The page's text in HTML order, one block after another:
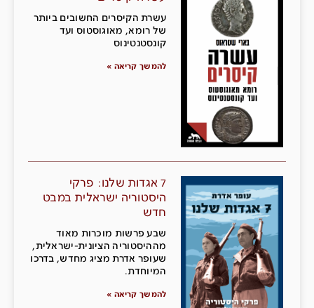
עשרת הקיסרים החשובים ביותר
של רומא, מאוגוסטוס ועד
קונסטנטינוס
להמשך קריאה »
7 אגדות שלנו: פרקי
היסטוריה ישראלית במבט
חדש
שבע פרשות מוכרות מאוד
מההיסטוריה הציונית-ישראלית,
שעופר אדרת מציג מחדש, בדרכו
המיוחדת.
להמשך קריאה »